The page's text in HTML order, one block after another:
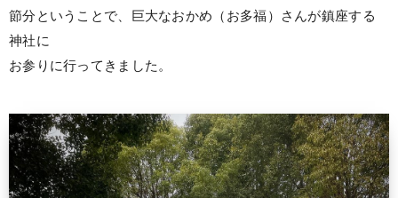
節分ということで、巨大なおかめ（お多福）さんが鎮座する
神社に
お参りに行ってきました。